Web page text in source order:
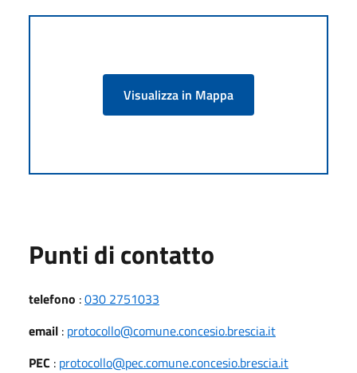
Visualizza in Mappa
Punti di contatto
telefono :030 2751033
email : protocollo@comune.concesio.brescia.it
PEC : protocollo@pec.comune.concesio.brescia.it